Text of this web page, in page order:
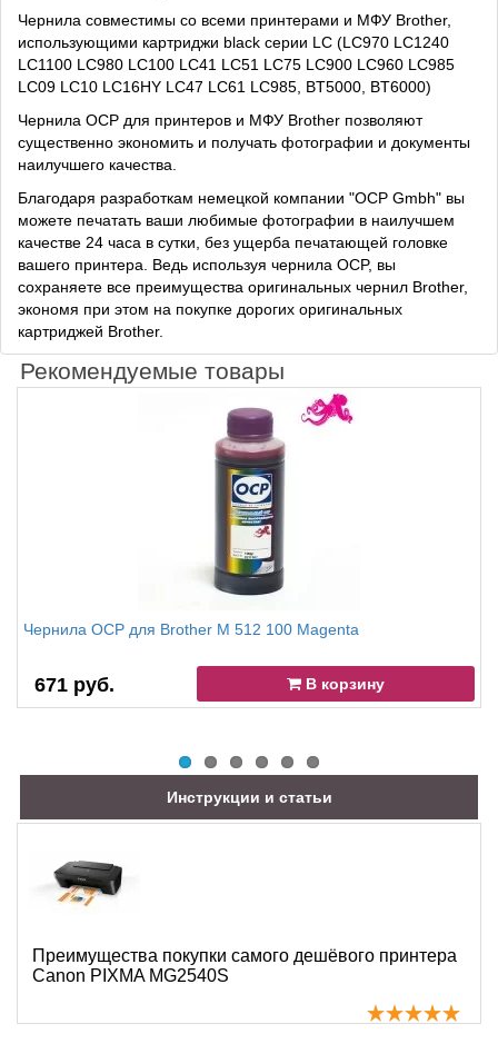
Чернила совместимы со всеми принтерами и МФУ Brother,
использующими картриджи black серии LC (LC970 LC1240
LC1100 LC980 LC100 LC41 LC51 LC75 LC900 LC960 LC985
LC09 LC10 LC16HY LC47 LC61 LC985, BT5000, BT6000)
Чернила OCP для принтеров и МФУ Brother позволяют
существенно экономить и получать фотографии и документы
наилучшего качества.
Благодаря разработкам немецкой компании "OCP Gmbh" вы
можете печатать ваши любимые фотографии в наилучшем
качестве 24 часа в сутки, без ущерба печатающей головке
вашего принтера. Ведь используя чернила OCP, вы
сохраняете все преимущества оригинальных чернил Brother,
экономя при этом на покупке дорогих оригинальных
картриджей Brother.
Рекомендуемые товары
Чернила OCP для Brother M 512 100 Magenta
671 руб. В корзину
Инструкции и статьи
Преимущества покупки самого дешёвого принтера
Canon PIXMA MG2540S